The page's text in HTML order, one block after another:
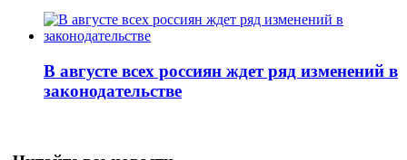
В августе всех россиян ждет ряд изменений в
законодательстве